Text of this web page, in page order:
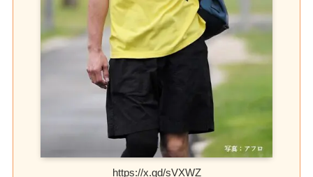
https://x.gd/sVXWZ